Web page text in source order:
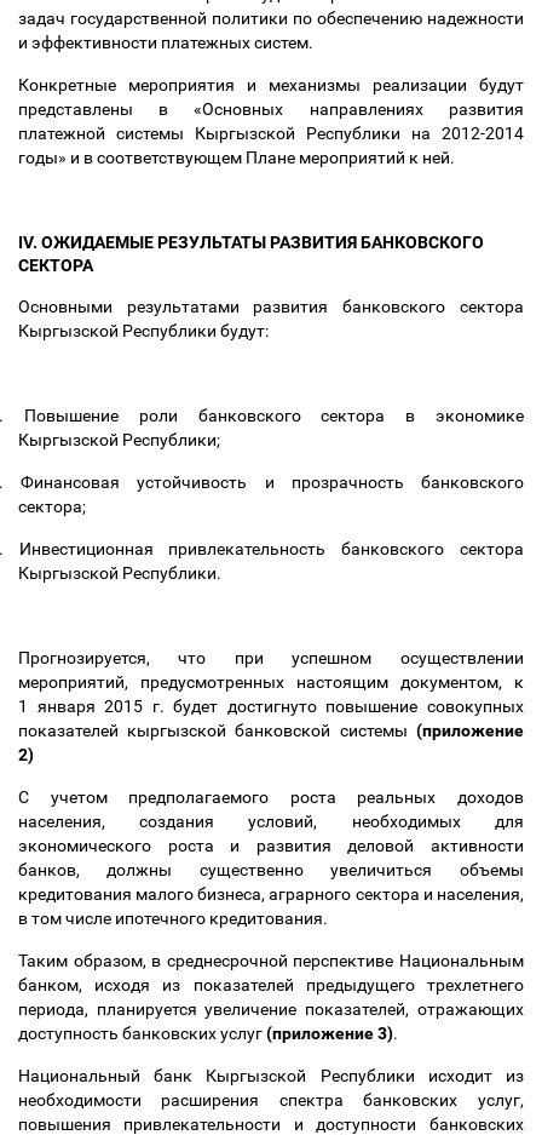
задач государственной политики по обеспечению надежности
и эффективности платежных систем.
Конкретные мероприятия и механизмы реализации будут
представлены в «Основных направлениях развития
платежной системы Кыргызской Республики на 2012-2014
годы» и в соответствующем Плане мероприятий к ней.
IV. ОЖИДАЕМЫЕ РЕЗУЛЬТАТЫ РАЗВИТИЯ БАНКОВСКОГО
СЕКТОРА
Основными результатами развития банковского сектора
Кыргызской Республики будут:
Повышение роли банковского сектора в экономике
Кыргызской Республики;
Финансовая устойчивость и прозрачность банковского
сектора;
Инвестиционная привлекательность банковского сектора
Кыргызской Республики.
Прогнозируется, что при успешном осуществлении
мероприятий, предусмотренных настоящим документом, к
1 января 2015 г. будет достигнуто повышение совокупных
показателей кыргызской банковской системы (приложение
2)
С учетом предполагаемого роста реальных доходов
населения, создания условий, необходимых для
экономического роста и развития деловой активности
банков, должны существенно увеличиться объемы
кредитования малого бизнеса, аграрного сектора и населения,
в том числе ипотечного кредитования.
Таким образом, в среднесрочной перспективе Национальным
банком, исходя из показателей предыдущего трехлетнего
периода, планируется увеличение показателей, отражающих
доступность банковских услуг(приложение 3).
Национальный банк Кыргызской Республики исходит из
необходимости расширения спектра банковских услуг,
повышения привлекательности и доступности банковских